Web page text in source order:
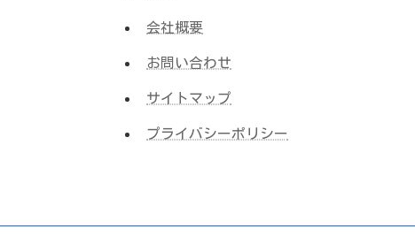
会社概要
お問い合わせ
サイトマップ
プライバシーポリシー